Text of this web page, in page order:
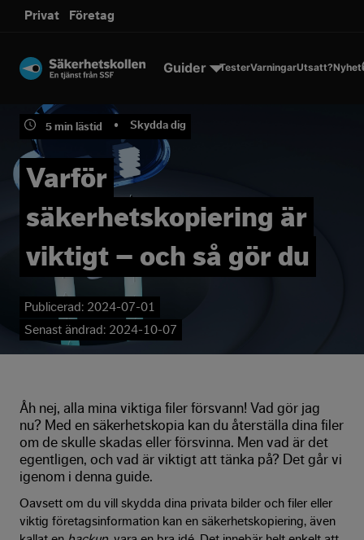
sms.
Privat Företag
Guider TesterVarningarUtsatt?
5 min lästid • Skydda dig
Varför
säkerhetskopiering är
viktigt – och så gör du
Publicerad: 2024-07-01
Senast ändrad: 2024-10-07
Åh nej, alla mina viktiga filer försvann! Vad gör jag
nu? Med en säkerhetskopia kan du återställa dina filer
om de skulle skadas eller försvinna. Men vad är det
egentligen, och vad är viktigt att tänka på? Det går vi
igenom i denna guide.
Oavsett om du vill skydda dina privata bilder och filer eller
viktig företagsinformation kan en säkerhetskopiering, även